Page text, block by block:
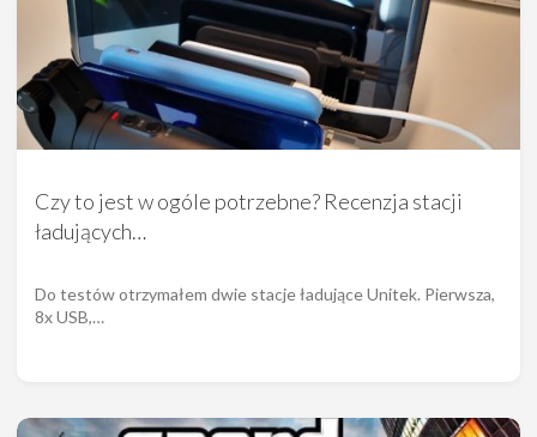
Czy to jest w ogóle potrzebne? Recenzja stacji
ładujących…
Do testów otrzymałem dwie stacje ładujące Unitek. Pierwsza,
8x USB,…